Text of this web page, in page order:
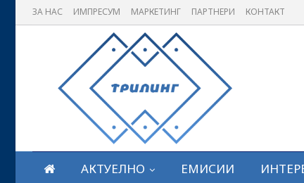
ЗА НАС ИМПРЕСУМ МАРКЕТИНГ ПАРТНЕРИ КОНТАКТ
АКТУЕЛНО ЕМИСИИ